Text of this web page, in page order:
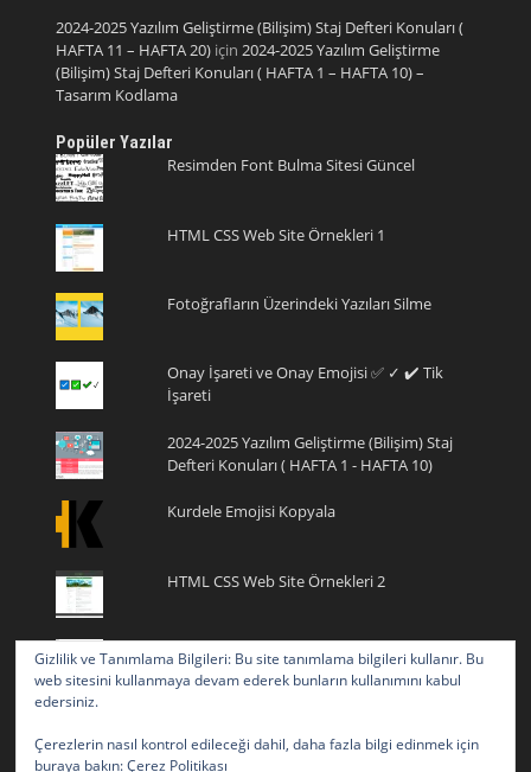
2024-2025 Yazılım Geliştirme (Bilişim) Staj Defteri Konuları (
HAFTA 11 – HAFTA 20)için 2024-2025 Yazılım Geliştirme
(Bilişim) Staj Defteri Konuları ( HAFTA 1 – HAFTA 10) –
Tasarım Kodlama
Popüler Yazılar
Resimden Font Bulma Sitesi Güncel
HTML CSS Web Site Örnekleri 1
Fotoğrafların Üzerindeki Yazıları Silme
Onay İşareti ve Onay Emojisi ✅ ✓ ✔️ Tik
İşareti
2024-2025 Yazılım Geliştirme (Bilişim) Staj
Defteri Konuları ( HAFTA 1 - HAFTA 10)
Kurdele Emojisi Kopyala
HTML CSS Web Site Örnekleri 2
Programlamaya Yeni Başlayanlar için
Ücretsiz Online Kod Yazma Editörleri
(Programları)
Java Örnek Sınav Soruları (Test)
Gizlilik ve Tanımlama Bilgileri: Bu site tanımlama bilgileri kullanır. Bu
web sitesini kullanmaya devam ederek bunların kullanımını kabul
edersiniz.
Çerezlerin nasıl kontrol edileceği dahil, daha fazla bilgi edinmek için
buraya bakın:Çerez Politikası